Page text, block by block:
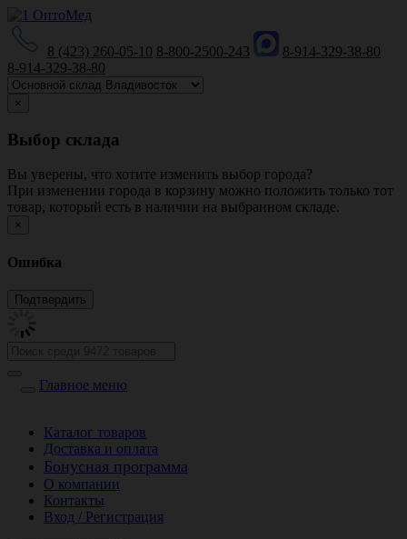
8 (423) 260-05-10 8-800-2500-243
8-914-329-38-80
8-914-329-38-80
×
Выбор склада
Вы уверены, что хотите изменить выбор города?
При изменении города в корзину можно положить только тот
товар, который есть в наличии на выбранном складе.
×
Ошибка
Главное меню
Каталог товаров
Доставка и оплата
Бонусная программа
О компании
Контакты
Вход / Регистрация